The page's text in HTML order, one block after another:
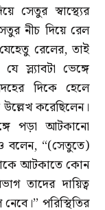
সেতুর স্বাস্থ্যের
নীচ দিয়ে রেল
রেলের, তাই
স্ল্যাবটা ভেঙ্গে
দিকে হেলে
করেছিলেন।
পড়া আটকানো
বলেন, “(সেতুতে)
আটকাতে কোন
তাদের দায়িত্ব
পরিস্থিতির